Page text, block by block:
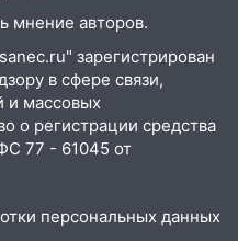
мнение авторов.
зарегистрирован
в сфере связи,
и массовых
о регистрации средства
77 - 61045 от
персональных данных